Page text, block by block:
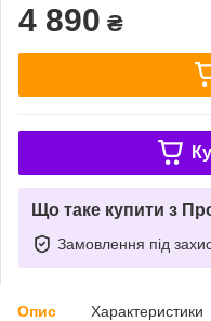
4 890 ₴
Що таке купити з
Замовлення під
Опис Характеристики